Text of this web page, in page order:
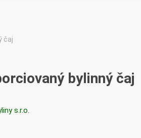
čaj
bylinný čaj
s.r.o.